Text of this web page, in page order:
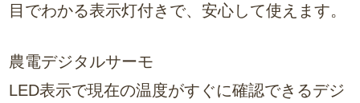
目でわかる表示灯付きで、安心して使えます。
農電デジタルサーモ
LED表示で現在の温度がすぐに確認できるデジ